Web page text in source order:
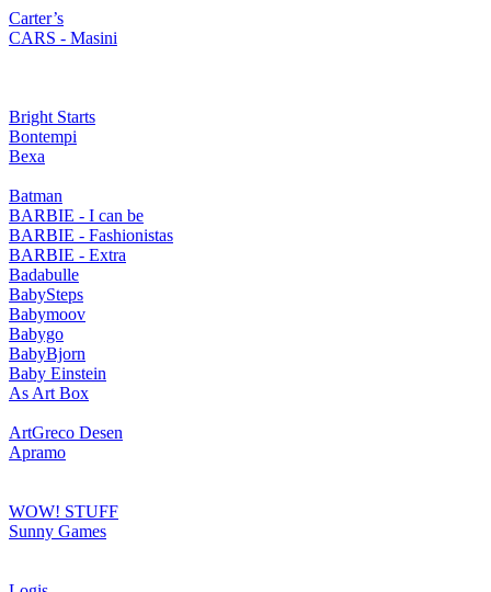
Carter’s
CARS - Masini
Bright Starts
Bontempi
Bexa
Batman
BARBIE - I can be
BARBIE - Fashionistas
BARBIE - Extra
Badabulle
BabySteps
Babymoov
Babygo
BabyBjorn
Baby Einstein
As Art Box
ArtGreco Desen
Apramo
WOW! STUFF
Sunny Games